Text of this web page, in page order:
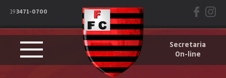
193471-0700
Secretaria
On-line